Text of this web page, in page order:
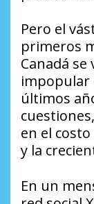
Pero el
primeros
Canadá
impopular
últimos
en el
y la
En un